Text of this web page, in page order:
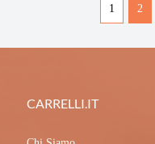
1 2
CARRELLI.IT